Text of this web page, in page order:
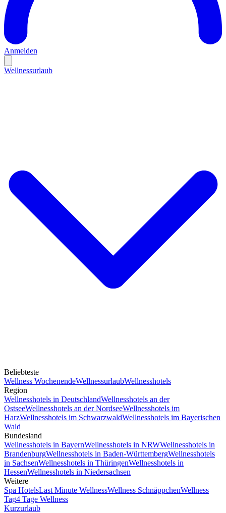
Anmelden
Wellnessurlaub
Beliebteste
Wellness WochenendeWellnessurlaubWellnesshotels
Region
Wellnesshotels in DeutschlandWellnesshotels an der
OstseeWellnesshotels an der NordseeWellnesshotels im
HarzWellnesshotels im SchwarzwaldWellnesshotels im Bayerischen
Wald
Bundesland
Wellnesshotels in BayernWellnesshotels in NRWWellnesshotels in
BrandenburgWellnesshotels in Baden-WürttembergWellnesshotels
in SachsenWellnesshotels in ThüringenWellnesshotels in
HessenWellnesshotels in Niedersachsen
Weitere
Spa HotelsLast Minute WellnessWellness SchnäppchenWellness
Tag4 Tage Wellness
Kurzurlaub